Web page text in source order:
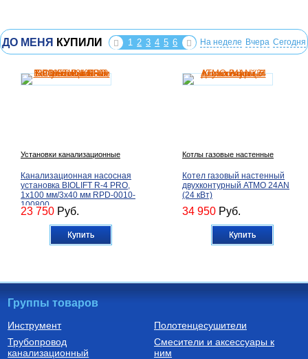
ДО МЕНЯ КУПИЛИ 1 2 3 4 5 6 На неделе Вчера Сегодня
Установки канализационные
Канализационная насосная
установка BIOLIFT R-4 PRO,
1х100 мм/3х40 мм RPD-0010-
100800
23 750 Руб.
Купить
Котлы газовые настенные
Котел газовый настенный
двухконтурный ATMO 24AN
(24 кВт)
34 950 Руб.
Купить
Автоматика для насосов Котлы газовые настенные
Группы товаров
Инструмент
Трубопровод
канализационный
Полотенцесушители
Смесители и аксессуары к
ним